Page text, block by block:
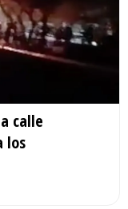
calle
los